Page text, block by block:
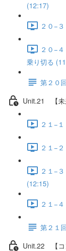
(12:17)
２０−
２０−
乗り切る
第２０
Unit.21 【未
２１−
２１−
２１−
(12:15)
２１−
第２１
Unit.22 【コ